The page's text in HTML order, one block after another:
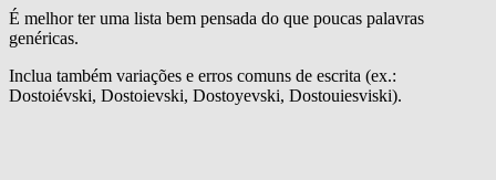
É melhor ter uma lista bem pensada do que poucas palavras
genéricas.
Inclua também variações e erros comuns de escrita (ex.:
Dostoiévski, Dostoievski, Dostoyevski, Dostouiesviski).